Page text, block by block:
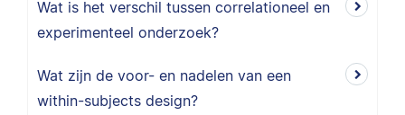
Wat is het verschil tussen correlationeel en
experimenteel onderzoek?
Wat zijn de voor- en nadelen van een
within-subjects design?